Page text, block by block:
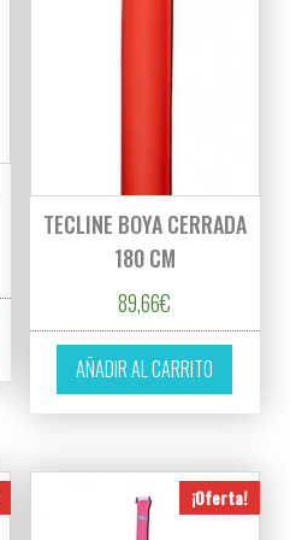
TECLINE BOYA CERRADA
180 CM
89,66€
AÑADIR AL CARRITO
¡Oferta!